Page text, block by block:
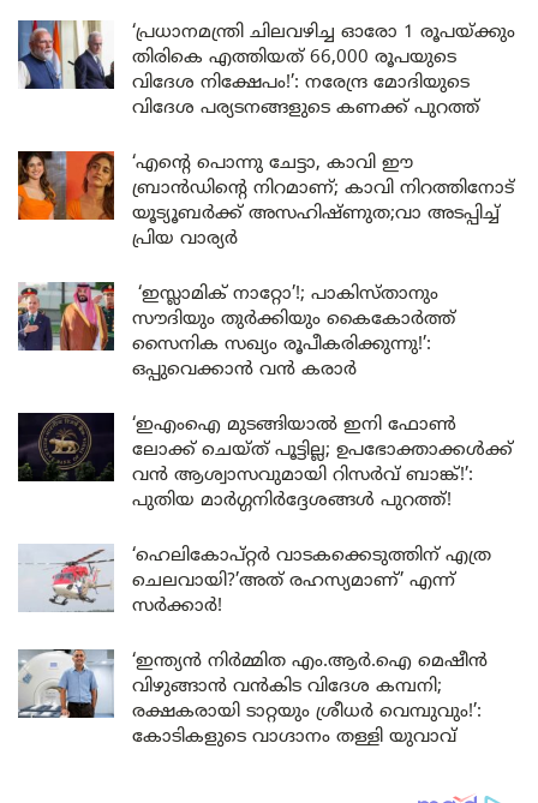
‘പ്രധാനമന്ത്രി ചിലവഴിച്ച ഓരോ 1 രൂപയ്ക്കും
തിരികെ എത്തിയത് 66,000 രൂപയുടെ
വിദേശ നിക്ഷേപം!’: നരേന്ദ്ര മോദിയുടെ
വിദേശ പര്യടനങ്ങളുടെ കണക്ക് പുറത്ത്
‘എന്റെ പൊന്നു ചേട്ടാ, കാവി ഈ
ബ്രാൻഡിന്റെ നിറമാണ്; കാവി നിറത്തിനോട്
യൂട്യൂബർക്ക് അസഹിഷ്ണുത;വാ അടപ്പിച്ച്
പ്രിയ വാര്യർ
‘ഇസ്ലാമിക് നാറ്റോ’!; പാകിസ്താനും
സൗദിയും തുർക്കിയും കൈകോർത്ത്
സൈനിക സഖ്യം രൂപീകരിക്കുന്നു!’:
ഒപ്പുവെക്കാൻ വൻ കരാർ
‘ഇഎംഐ മുടങ്ങിയാൽ ഇനി ഫോൺ
ലോക്ക് ചെയ്ത് പൂട്ടില്ല; ഉപഭോക്താക്കൾക്ക്
വൻ ആശ്വാസവുമായി റിസർവ് ബാങ്ക്!’:
പുതിയ മാർഗ്ഗനിർദ്ദേശങ്ങൾ പുറത്ത്!
‘ഹെലികോപ്റ്റർ വാടകക്കെടുത്തിന് എത്ര
ചെലവായി?’അത് രഹസ്യമാണ്’ എന്ന്
സർക്കാർ!
‘ഇന്ത്യൻ നിർമ്മിത എം.ആർ.ഐ മെഷീൻ
വിഴുങ്ങാൻ വൻകിട വിദേശ കമ്പനി;
രക്ഷകരായി ടാറ്റയും ശ്രീധർ വെമ്പുവും!’:
കോടികളുടെ വാഗ്ദാനം തള്ളി യുവാവ്